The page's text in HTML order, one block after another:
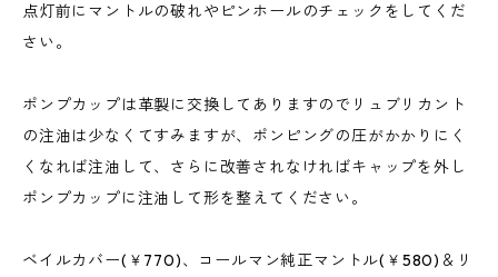
点灯前にマントルの破れやピンホールのチェックをしてくだ
さい。
ポンプカップは革製に交換してありますのでリュブリカント
の注油は少なくてすみますが、ポンピングの圧がかかりにく
くなれば注油して、さらに改善されなければキャップを外し
ポンプカップに注油して形を整えてください。
ベイルカバー(￥770)、コールマン純正マントル(￥580)＆リ